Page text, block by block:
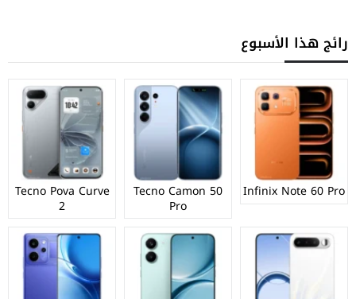
رائج هذا الأسبوع
Infinix Note 60 Pro
Tecno Camon 50
Pro
Tecno Pova Curve
2